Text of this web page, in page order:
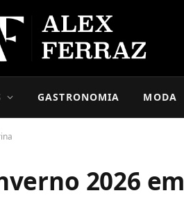
GASTRONOMIA MODA
2026 em